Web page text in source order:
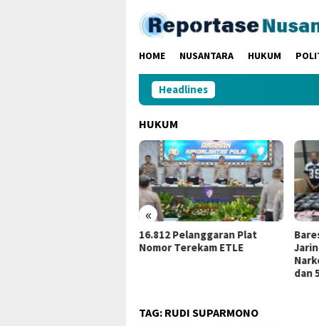
konten
HOME
NUSANTARA HUKUM
Headlines
HUKUM
«
Bareskrim Polri Ungkap
Jaringan Peredaran
TAG: RUDI SUPARMONO